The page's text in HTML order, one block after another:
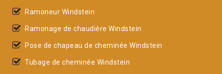
Ramoneur Windstein
Ramonage de chaudière Windstein
Pose de chapeau de cheminée Windstein
Tubage de cheminée Windstein